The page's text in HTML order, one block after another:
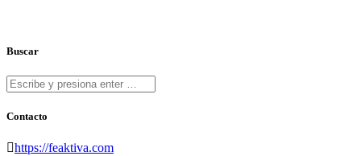
Buscar
Contacto
https://feaktiva.com